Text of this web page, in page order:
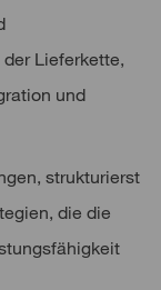
Lieferkette,
und
strukturierst
die die